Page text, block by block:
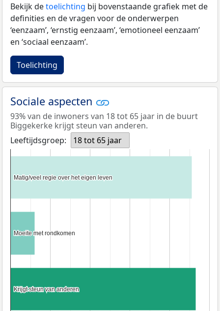
Bekijk detoelichting bij bovenstaande grafiek met de
definities en de vragen voor de onderwerpen
‘eenzaam’, ‘ernstig eenzaam’, ‘emotioneel eenzaam’
en ‘sociaal eenzaam’.
Toelichting
Sociale aspecten
93% van de inwoners van 18 tot 65 jaar in de buurt
Biggekerke krijgt steun van anderen.
Leeftijdsgroep:
18 tot 65 jaar
Matig/veel regie over het eigen leven
Matig/veel regie over het eigen leven
Moeite met rondkomen
Moeite met rondkomen
Krijgt steun van anderen
Krijgt steun van anderen